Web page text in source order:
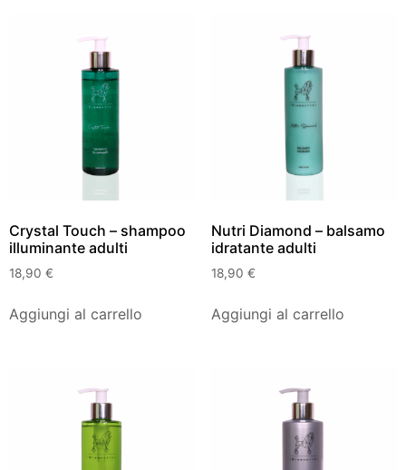
Crystal Touch – shampoo
illuminante adulti
18,90 €
Aggiungi al carrello
Nutri Diamond – balsamo
idratante adulti
18,90 €
Aggiungi al carrello